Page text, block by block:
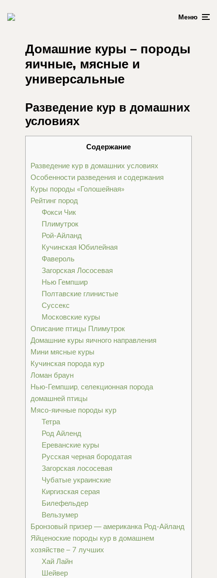
Меню
Домашние куры – породы
яичные, мясные и
универсальные
Разведение кур в домашних
условиях
Содержание
Разведение кур в домашних условиях
Особенности разведения и содержания
Куры породы «Голошейная»
Рейтинг пород
Фокси Чик
Плимутрок
Рой-Айланд
Кучинская Юбилейная
Фавероль
Загорская Лососевая
Нью Гемпшир
Полтавские глинистые
Суссекс
Московские куры
Описание птицы Плимутрок
Домашние куры яичного направления
Мини мясные куры
Кучинская порода кур
Ломан браун
Нью-Гемпшир, селекционная порода
домашней птицы
Мясо-яичные породы кур
Тетра
Род Айленд
Ереванские куры
Русская черная бородатая
Загорская лососевая
Чубатые украинские
Киргизская серая
Билефельдер
Вельзумер
Бронзовый призер — американка Род-Айланд
Яйценоские породы кур в домашнем
хозяйстве – 7 лучших
Хай Лайн
Шейвер